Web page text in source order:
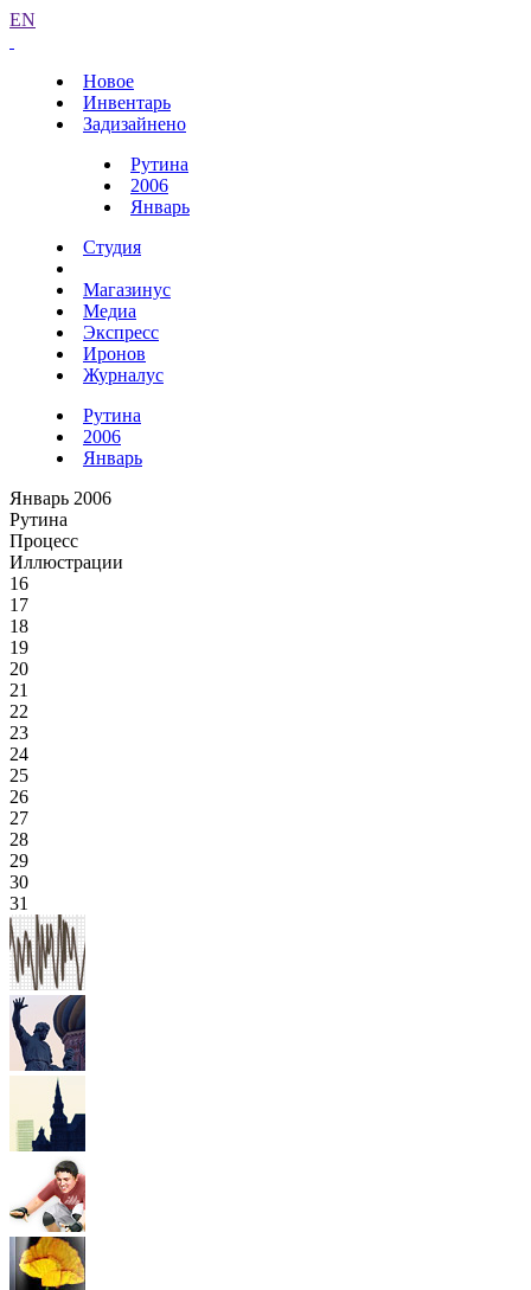
EN
Новое
Инвентарь
Задизайнено
Рутина
2006
Январь
Студия
Магазинус
Медиа
Экспресс
Иронов
Журналус
Рутина
2006
Январь
Январь 2006
Рутина
Процесс
Иллюстрации
16
17
18
19
20
21
22
23
24
25
26
27
28
29
30
31